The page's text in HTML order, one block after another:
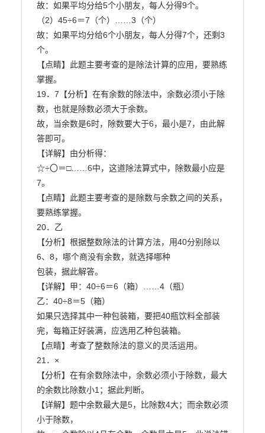
故：如果平均分给5个小朋友，每人分得9个。
（2）45÷6＝7（个）……3（个）
故：如果平均分给6个小朋友，每人分得7个，还剩3
个。
【点睛】此题主要考查的是除法计算的应用，要熟练
掌握。
19．7【分析】在有余数的除法中，余数必须小于除
数，也就是除数必须大于余数。
故，当余数是6时，除数要大于6，最小是7，由此解
答即可。
【详解】由分析得：
☆÷〇＝□……6中，这道除法算式中，除数最小应是
7。
【点睛】此题主要考查的是除数与余数之间的关系，
要熟练掌握。
20．乙
【分析】根据整数除法的计算方法，用40分别除以
6、8，哪个商没有余数，就选择哪种
包装，据此解答。
【详解】甲：40÷6＝6（箱）……4（瓶）
乙：40÷8＝5（箱）
如果只选择其中一种包装箱，要把40瓶饮料全部装
完，每箱正好装满，应选用乙种包装箱。
【点睛】考查了整数除法的意义的灵活运用。
21．×
【分析】在有余数除法中，余数必须小于除数，最大
的余数比除数小1；据此判断。
【详解】题中余数最大是5，比除数4大；而余数必须
小于除数，